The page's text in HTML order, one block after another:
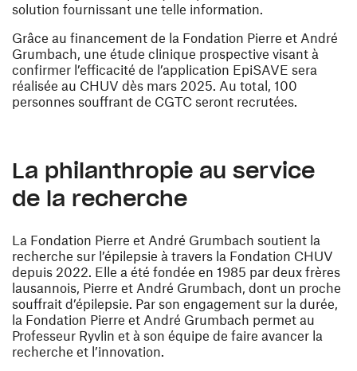
solution fournissant une telle information.
Grâce au financement de la Fondation Pierre et André
Grumbach, une étude clinique prospective visant à
confirmer l’efficacité de l’application EpiSAVE sera
réalisée au CHUV dès mars 2025. Au total, 100
personnes souffrant de CGTC seront recrutées.
La philanthropie au service
de la recherche
La Fondation Pierre et André Grumbach soutient la
recherche sur l’épilepsie à travers la Fondation CHUV
depuis 2022. Elle a été fondée en 1985 par deux frères
lausannois, Pierre et André Grumbach, dont un proche
souffrait d’épilepsie. Par son engagement sur la durée,
la Fondation Pierre et André Grumbach permet au
Professeur Ryvlin et à son équipe de faire avancer la
recherche et l’innovation.